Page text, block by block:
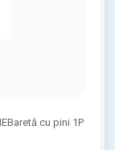
cu pini 1P